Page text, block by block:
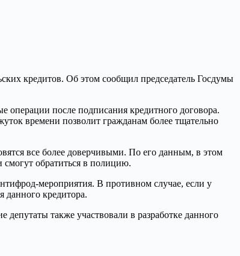
кредитов. Об этом сообщил председатель Госдумы
операции после подписания кредитного договора.
времени позволит гражданам более тщательно
все более доверчивыми. По его данным, в этом
обратиться в полицию.
мероприятия. В противном случае, если у
данного кредитора.
также участвовали в разработке данного